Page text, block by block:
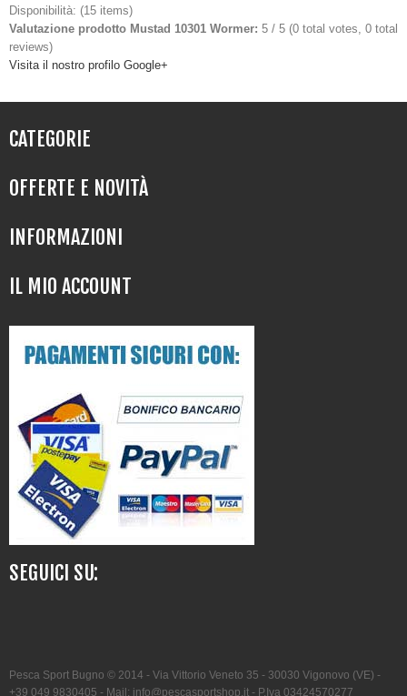
Disponibilità: (15 items)
Valutazione prodotto Mustad 10301 Wormer: 5/ 5 (0total votes, 0total
reviews)
Visita il nostro profilo Google+
CATEGORIE
OFFERTE E NOVITÀ
INFORMAZIONI
IL MIO ACCOUNT
SEGUICI SU:
Pesca Sport Bugno © 2014 - Via Vittorio Veneto 35 - 30030 Vigonovo (VE) -
+39 049 9830405 - Mail: info@pescasportshop.it- P.Iva 03424570277